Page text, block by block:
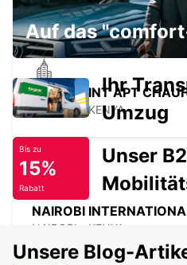
NAIROBI INT APT
NAIROBI - KENYA
NAIROBI
NAIROBI - KENYA
Auf das
Ihr
Umzug
Bis zu
15%
Rabatt
Unser
Unsere Blog-